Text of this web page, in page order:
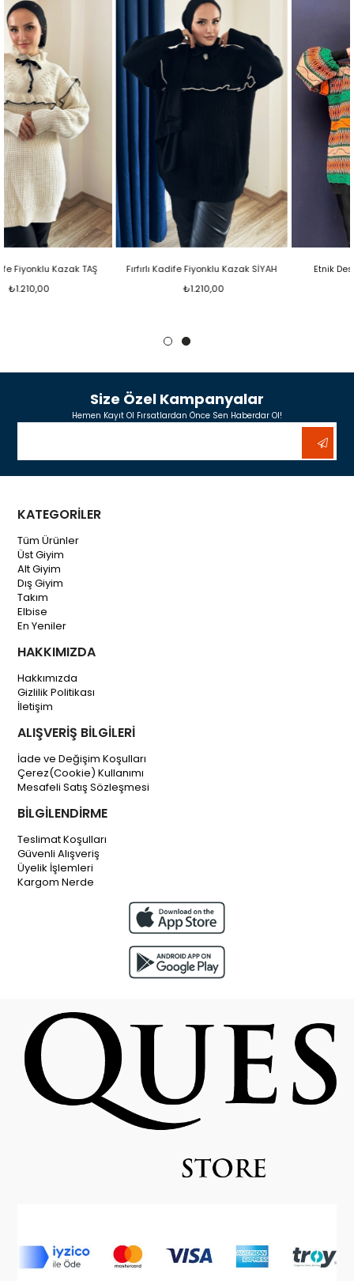
Fırfırlı Kadife Fiyonklu Kazak SİYAH
Etnik Desen Kazak TURUNCU
Size Özel Kampanyalar
Hemen Kayıt Ol Fırsatlardan Önce Sen Haberdar Ol!
KATEGORİLER
Tüm Ürünler
Üst Giyim
Alt Giyim
Dış Giyim
Takım
Elbise
En Yeniler
HAKKIMIZDA
Hakkımızda
Gizlilik Politikası
İletişim
ALIŞVERİŞ BİLGİLERİ
İade ve Değişim Koşulları
Çerez(Cookie) Kullanımı
Mesafeli Satış Sözleşmesi
BİLGİLENDİRME
Teslimat Koşulları
Güvenli Alışveriş
Üyelik İşlemleri
Kargom Nerde